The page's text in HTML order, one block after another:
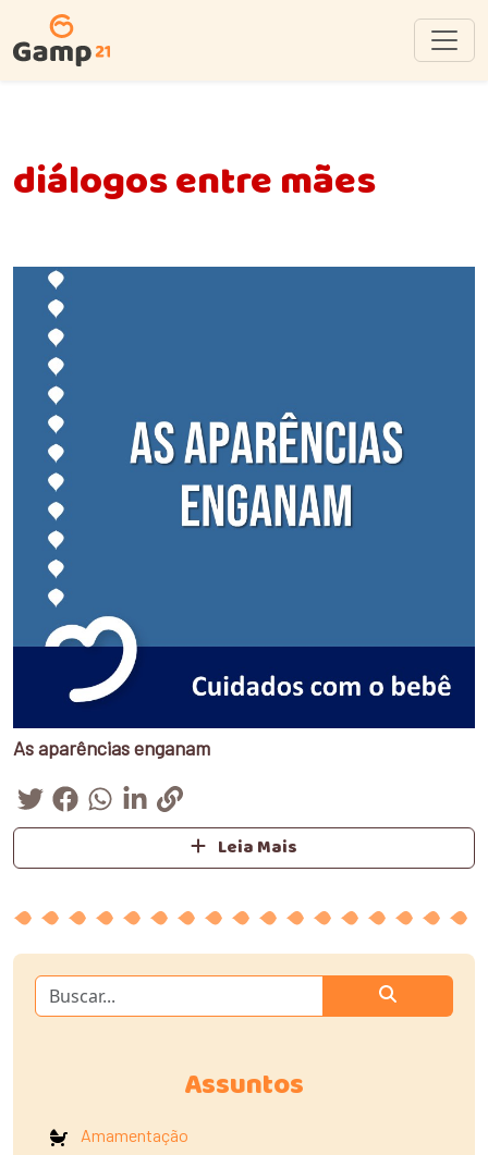
diálogos entre mães
As aparências enganam
Leia Mais
Assuntos
Amamentação